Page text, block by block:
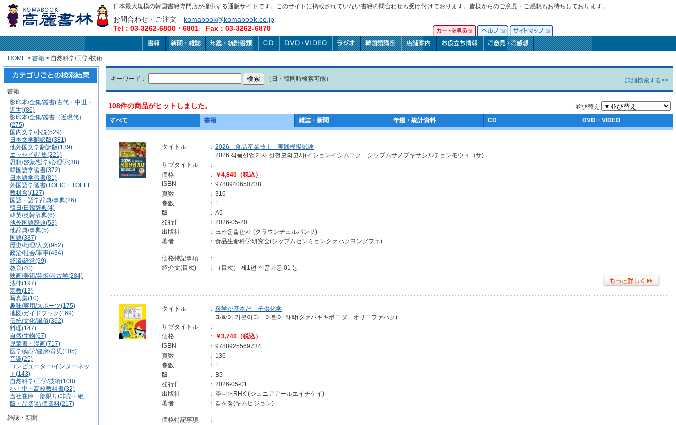
日本最大規模の韓国書籍専門店が提供する通販サイトです。このサイトに掲載されていない書籍の問合わせも受け付けております。皆様からのご意見・ご感想もお待ちしております。
お問合わせ・ご注文 komabook@komabook.co.jp
Tel：03-3262-6800・6801 Fax：03-3262-6878
HOME > 書籍 > 自然科学/工学/技術
書籍
影印本/全集/叢書(古代・中世・
近世)(86)
影印本/全集/叢書（近現代）
(275)
国内文学/小説(529)
日本文学翻訳版(381)
他外国文学翻訳版(139)
エッセイ/詩集(221)
思想/啓蒙/哲学/心理学(38)
韓国語学習書(372)
日本語学習書(81)
外国語学習書(TOEIC・TOEFL
教材含)(127)
国語・語学辞典/事典(26)
韓日/日韓辞典(4)
韓英/英韓辞典(6)
他外国語辞典(53)
他辞典/事典(5)
国語(387)
歴史/地理/人文(952)
政治/社会/軍事(434)
経済/経営(99)
教育(40)
映画/美術/芸術/考古学(284)
法律(197)
宗教(13)
写真集(10)
趣味/実用/スポーツ(175)
地図/ガイドブック(169)
伝統/文化/風俗(362)
料理(147)
自然/生物(67)
児童書・漫画(717)
医学/薬学/健康/育児(105)
音楽(25)
コンピューター/インターネッ
ト(143)
自然科学/工学/技術(108)
小・中・高校教科書(32)
当社在庫一部限り(非売・絶
版・品切)特価資料(217)
雑誌・新聞
キーワード： （日・韓同時検索可能） 詳細検索する>>
108件の商品がヒットしました。
並び替え
すべて
書籍 雑誌・新聞 年鑑・統計資料 CD DVD・VIDEO
タイトル ： 2026 食品産業技士 実践模擬試験
2026 식품산업기사 실전모의고사(イションイシムユク シップムサノプキサシルチョンモウィコサ)
サブタイトル
：
価格
：
￥4,840（税込）
ISBN
： 9788940650738
頁数
： 316
巻数
： 1
版
： A5
発行日
： 2026-05-20
出版社
： 크라운출판사 (クラウンチュルパンサ)
著者
： 食品生命科学研究会(シップムセンミョンクァハクヨングフェ)
価格特記事項
：
紹介文(目次)
： （目次） 제1편 식품가공 01 농
タイトル ： 科学が基本だ 子供化学
과학이 기본이다 어린이 화학(クァハギキボニダ オリニファハク)
サブタイトル
：
価格
：
￥3,740（税込）
ISBN
： 9788925569734
頁数
： 136
巻数
： 1
版
：
B5
発行日
： 2026-05-01
出版社
： 주니어RHK (ジュニアアールエイチケイ)
著者
： 김희정(キムヒジョン)
価格特記事項
：